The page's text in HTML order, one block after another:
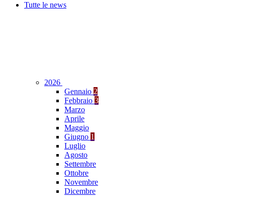
Tutte le news
2026
Gennaio 2
Febbraio 3
Marzo
Aprile
Maggio
Giugno 1
Luglio
Agosto
Settembre
Ottobre
Novembre
Dicembre